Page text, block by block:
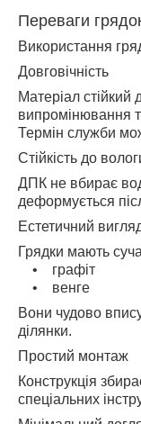
Переваги
Використання
Довговічність
Матеріал стійкий
випромінювання
Термін служби
Стійкість до
ДПК не вбирає
деформується
Естетичний
Грядки мають
• графіт
• венге
Вони чудово
ділянки.
Простий монтаж
Конструкція
спеціальних